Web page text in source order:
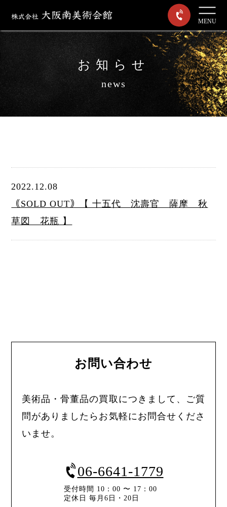
MENU
お知らせ
news
2022.12.08
｟SOLD OUT｠【 十五代 沈壽官 薩摩 秋
草図 花瓶 】
お問い合わせ
美術品・骨董品の買取につきまして、ご質
問がありましたらお気軽にお問合せくださ
いませ。
06-6641-1779
受付時間 10：00 〜 17：00
定休日 毎月6日・20日